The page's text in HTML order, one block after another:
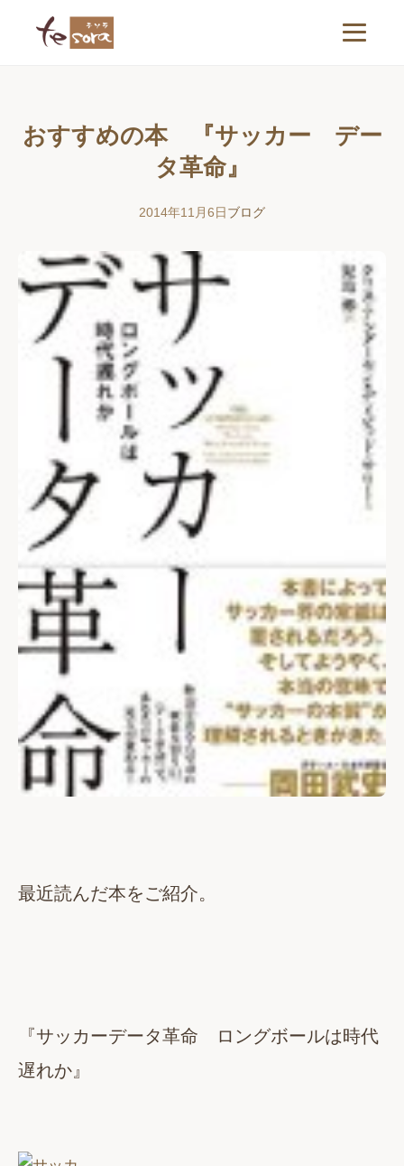
おすすめの本 『サッカー デー
タ革命』
2014年11月6日ブログ
最近読んだ本をご紹介。
『サッカーデータ革命 ロングボールは時代
遅れか』